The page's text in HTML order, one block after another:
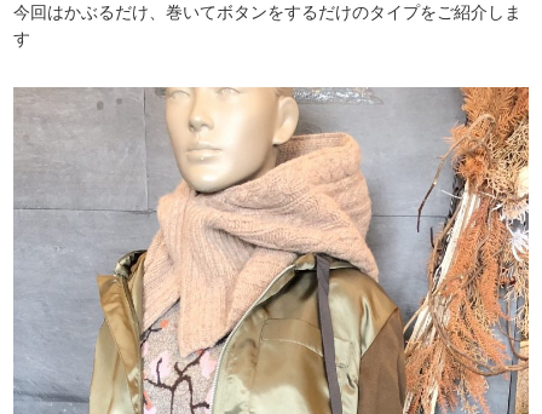
今回はかぶるだけ、巻いてボタンをするだけのタイプをご紹介しま
す